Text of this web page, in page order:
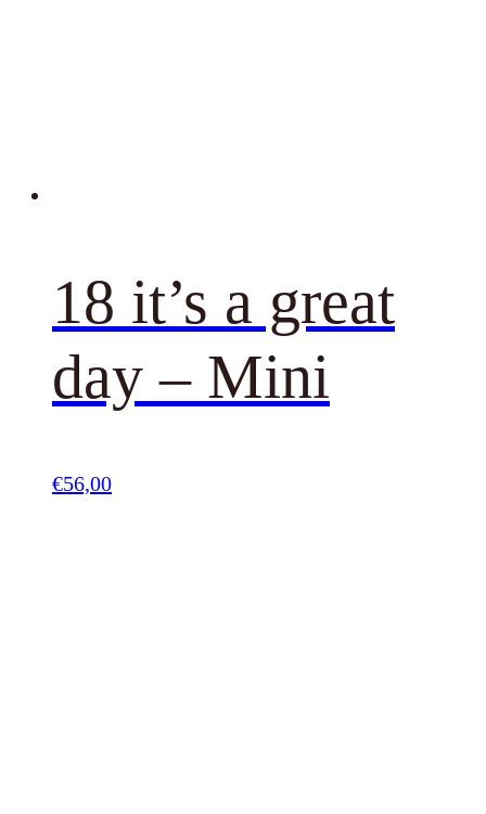
18 it’s a great
day – Mini
€56,00